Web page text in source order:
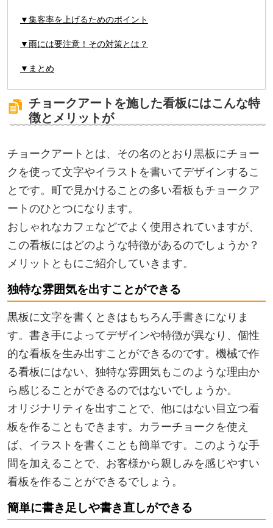
▼集客率を上げるためのポイント
▼雨には要注意！その対策とは？
▼まとめ
チョークアートを施した看板にはこんな特
徴とメリットが
チョークアートとは、その名のとおり黒板にチョー
クを使って文字やイラストを書いてデザインするこ
とです。町で見かけることの多い看板もチョークア
ートのひとつになります。
おしゃれなカフェなどでよく使用されていますが、
この看板にはどのような特徴があるのでしょうか？
メリットともにご紹介していきます。
独特な雰囲気を出すことができる
黒板に文字を書くときはもちろん手書きになりま
す。書き手によってデザインや特徴が異なり、個性
的な看板を生み出すことができるのです。機械で作
る看板にはない、独特な雰囲気もこのような理由か
ら感じることができるのではないでしょうか。
オリジナリティを出すことで、他にはない目立つ看
板を作ることもできます。カラーチョークを使え
ば、イラストを書くことも簡単です。このような手
間を加えることで、お客様から親しみを感じやすい
看板を作ることができるでしょう。
簡単に書き足しや書き直しができる